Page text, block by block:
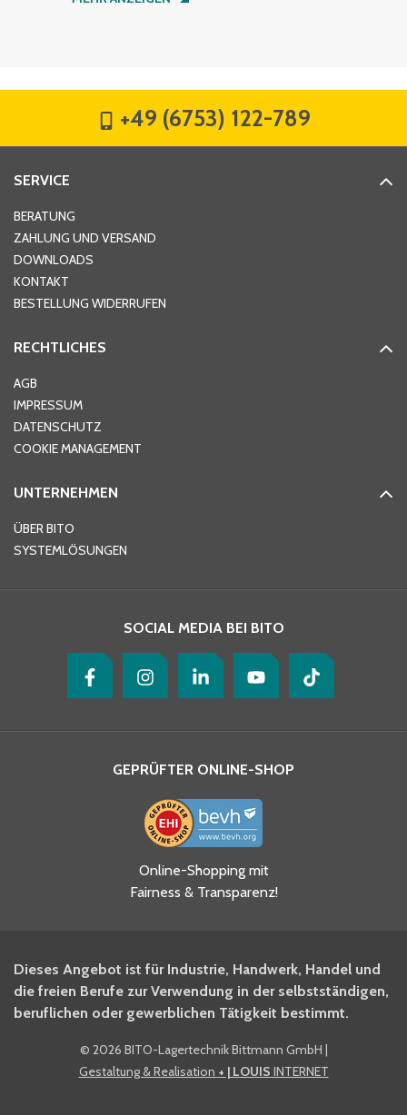
Hausnummer
Ort*
Telefon
Ja, ich habe die
Datenschutzhinweise gelesen
und akzeptiere diese.
BITO Newsletter Fachwissen
Intralogistiker anmelden.
Ja, ich möchte mich für den
BITO Shop-Newsletter
+49 (6753) 122-789
SERVICE
BERATUNG
ZAHLUNG UND VERSAND
DOWNLOADS
KONTAKT
BESTELLUNG WIDERRUFEN
RECHTLICHES
AGB
IMPRESSUM
DATENSCHUTZ
COOKIE MANAGEMENT
UNTERNEHMEN
ÜBER BITO
SYSTEMLÖSUNGEN
SOCIAL MEDIA BEI BITO
GEPRÜFTER ONLINE-SHOP
Online-Shopping mit
Fairness & Transparenz!
Dieses Angebot ist für Industrie, Handwerk, Handel und
die freien Berufe zur Verwendung in der selbstständigen,
beruflichen oder gewerblichen Tätigkeit bestimmt.
© 2026 BITO-Lagertechnik Bittmann GmbH |
Gestaltung & Realisation + | LOUIS INTERNET